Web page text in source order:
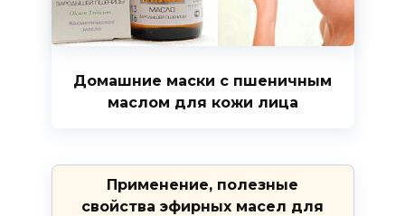
Домашние маски с пшеничным
маслом для кожи лица
Применение, полезные
свойства эфирных масел для